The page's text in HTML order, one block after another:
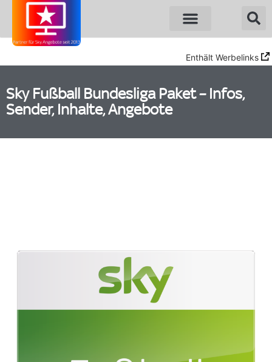
Enthält Werbelinks
Sky Fußball Bundesliga Paket – Infos,
Sender, Inhalte, Angebote